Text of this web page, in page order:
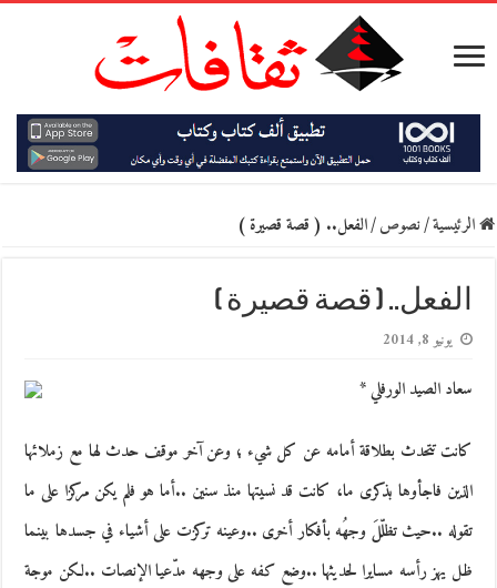
الرئيسية/نصوص/الفعل.. ( قصة قصيرة )
الفعل.. ( قصة قصيرة )
يونيو 8, 2014
سعاد الصيد الورفلي *
كانت تتحدث بطلاقة أمامه عن كل شيء ؛ وعن آخر موقف حدث لها مع زملائها
الذين فاجأوها بذكرى ما، كانت قد نسيتها منذ سنين ..أما هو فلم يكن مركزا على ما
تقوله ..حيث تظلّلَ وجهُه بأفكار أخرى ..وعينه تركزت على أشياء في جسدها بينما
ظل يهز رأسه مسايرا لحديثها ..وضع كفه على وجهه مدّعيا الإنصات ..لكن موجة